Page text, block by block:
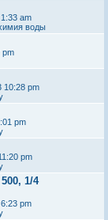
am
воды
pm
10:28 pm
pm
pm
1/4
pm